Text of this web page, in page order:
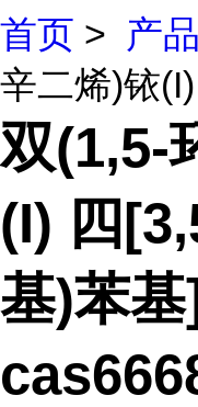
首页 > 产
辛二烯)铱
双(1,5-
(I) 四
基)苯